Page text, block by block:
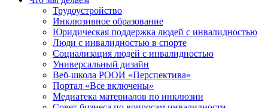
Трудоустройство
Инклюзивное образование
Юридическая поддержка людей с инвалидностью
Люди с инвалидностью в спорте
Социализация людей с инвалидностью
Универсальный дизайн
Веб-школа РООИ «Перспектива»
Портал «Все включены»
Медиатека материалов по инклюзии